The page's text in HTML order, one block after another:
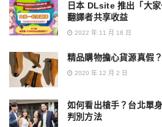
日本 DLsite 推出「大
翻譯者共享收益
2022 年 11 月 18 日
精品購物擔心貨源真假
2020 年 12 月 2 日
如何看出槍手？台北單
判別方法